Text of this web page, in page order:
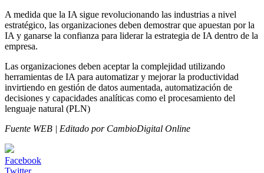
A medida que la IA sigue revolucionando las industrias a nivel
estratégico, las organizaciones deben demostrar que apuestan por la
IA y ganarse la confianza para liderar la estrategia de IA dentro de la
empresa.
Las organizaciones deben aceptar la complejidad utilizando
herramientas de IA para automatizar y mejorar la productividad
invirtiendo en gestión de datos aumentada, automatización de
decisiones y capacidades analíticas como el procesamiento del
lenguaje natural (PLN)
Fuente WEB | Editado por CambioDigital Online
Facebook
Twitter